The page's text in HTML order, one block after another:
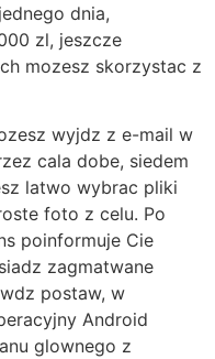
dnia,
zl, jeszcze
mozesz skorzystac z
wyjdz z e-mail w
cala dobe, siedem
latwo wybrac pliki
foto z celu. Po
poinformuje Cie
zagmatwane
postaw, w
Android
glownego z